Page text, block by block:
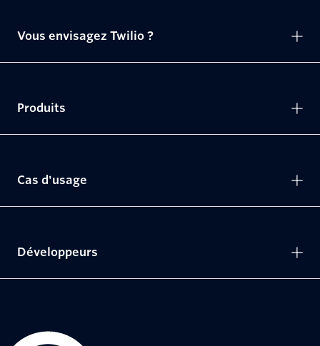
Vous envisagez Twilio ?
Produits
Cas d'usage
Développeurs